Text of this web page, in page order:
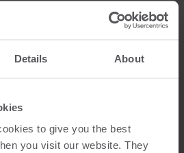
Details About
to give you the best
you visit our website. They
kirjaimeen säilyi. Uusi
ilmentää progressiivista ja
ihmisten väliseen